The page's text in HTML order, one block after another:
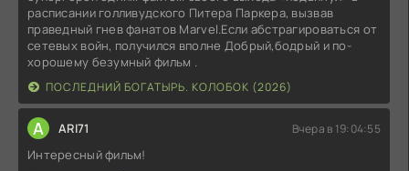
расписании голливудского Питера Паркера, вызвав
праведный гнев фанатов Marvel.Если абстрагироваться от
сетевых войн, получился вполне Добрый,бодрый и по-
хорошему безумный фильм .
ПОСЛЕДНИЙ БОГАТЫРЬ. КОЛОБОК (2026)
A ARI71 Вчера в 19:04:55
Интересный фильм!